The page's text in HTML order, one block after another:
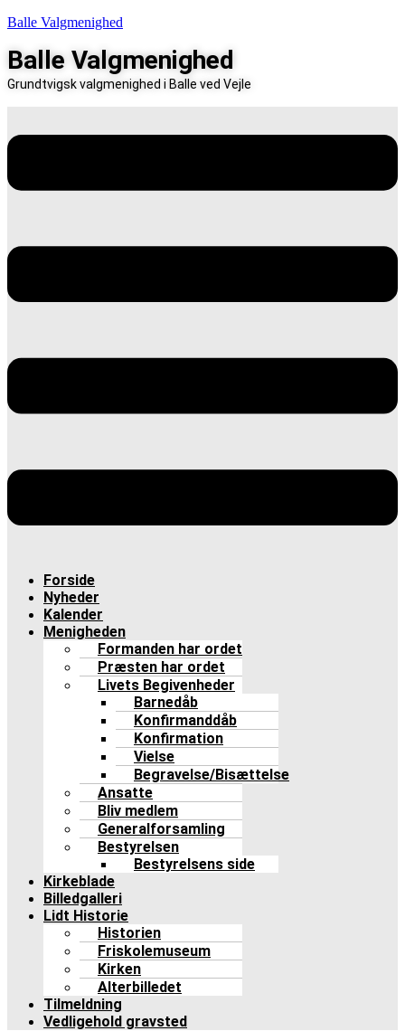
Balle Valgmenighed
Balle Valgmenighed
Grundtvigsk valgmenighed i Balle ved Vejle
Forside
Nyheder
Kalender
Menigheden
Formanden har ordet
Præsten har ordet
Livets Begivenheder
Barnedåb
Konfirmanddåb
Konfirmation
Vielse
Begravelse/Bisættelse
Ansatte
Bliv medlem
Generalforsamling
Bestyrelsen
Bestyrelsens side
Kirkeblade
Billedgalleri
Lidt Historie
Historien
Friskolemuseum
Kirken
Alterbilledet
Tilmeldning
Vedligehold gravsted